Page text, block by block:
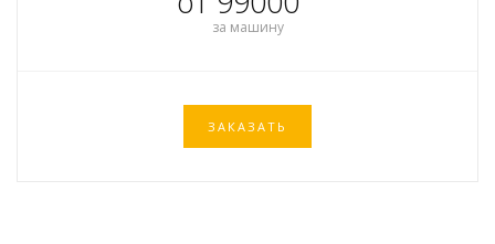
за машину
ЗАКАЗАТЬ